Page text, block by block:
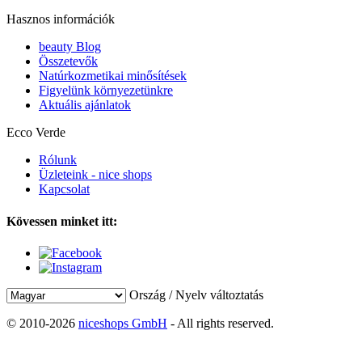
Hasznos információk
beauty Blog
Összetevők
Natúrkozmetikai minősítések
Figyelünk környezetünkre
Aktuális ajánlatok
Ecco Verde
Rólunk
Üzleteink - nice shops
Kapcsolat
Kövessen minket itt:
Ország / Nyelv változtatás
© 2010-2026 niceshops GmbH - All rights reserved.